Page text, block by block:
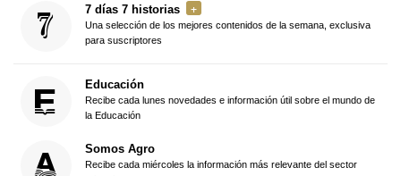
7 días 7 historias
Una selección de los mejores contenidos de la semana, exclusiva
para suscriptores
Educación
Recibe cada lunes novedades e información útil sobre el mundo de
la Educación
Somos Agro
Recibe cada miércoles la información más relevante del sector